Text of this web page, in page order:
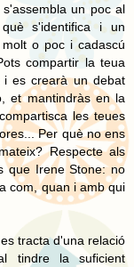
un poc al
s'identifica i un
o poc i cadascú
compartir la teua
i es crearà un debat
et mantindràs en la
les teues
Per què no ens
Respecte als
que Irene Stone: no
com, quan i amb qui
tracta d'una relació
tindre la suficient